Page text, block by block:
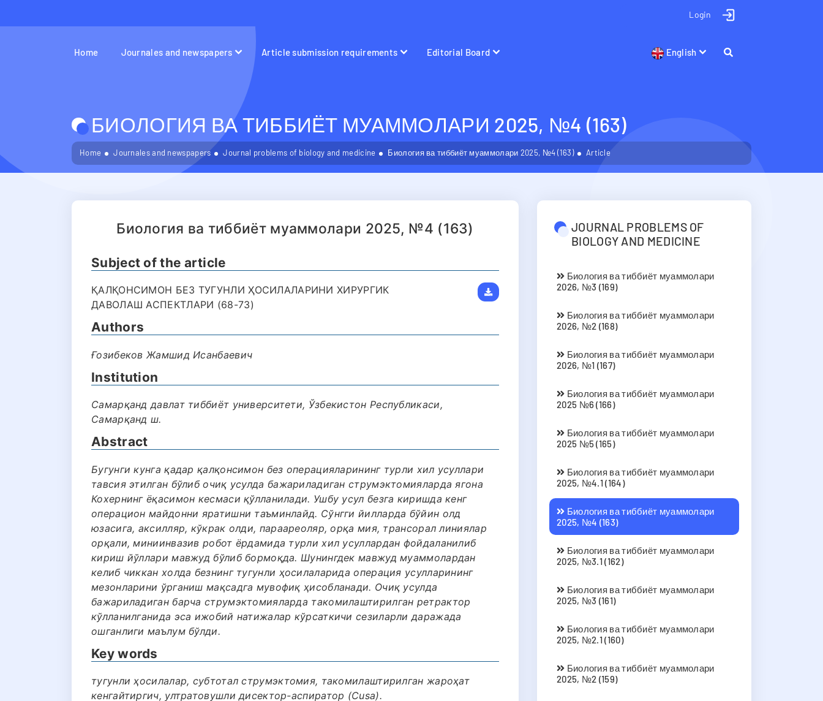
Login
Home Journales and newspapers Article submission requirements Editorial Board English
БИОЛОГИЯ ВА ТИББИЁТ МУАММОЛАРИ 2025, №4 (163)
Home Journales and newspapers Journal problems of biology and medicine Биология ва тиббиёт муаммолари 2025, №4 (163) Article
Биология ва тиббиёт муаммолари 2025, №4 (163)
Subject of the article
ҚАЛҚОНСИМОН БЕЗ ТУГУНЛИ ҲОСИЛАЛАРИНИ ХИРУРГИК
ДАВОЛАШ АСПЕКТЛАРИ (68-73)
Authors
Ғозибеков Жамшид Исанбаевич
Institution
Самарқанд давлат тиббиëт университети, Ўзбекистон Республикаси,
Самарқанд ш.
Abstract
Бугунги кунга қадар қалқонсимон без операцияларининг турли хил усуллари
тавсия этилган бўлиб очиқ усулда бажариладиган струмэктомияларда ягона
Кохернинг ёқасимон кесмаси қўлланилади. Ушбу усул безга киришда кенг
операцион майдонни яратишни таъминлайд. Сўнгги йилларда бўйин олд
юзасига, аксилляр, кўкрак олди, параареоляр, орқа мия, трансорал линиялар
орқали, миниинвазив робот ёрдамида турли хил усуллардан фойдаланилиб
кириш йўллари мавжуд бўлиб бормоқда. Шунингдек мавжуд муаммолардан
келиб чиккан холда безнинг тугунли ҳосилаларида операция усулларининг
мезонларини ўрганиш мақсадга мувофиқ ҳисобланади. Очиқ усулда
бажариладиган барча струмэктомияларда такомилаштирилган ретрактор
кўлланилганида эса ижобий натижалар кўрсаткичи сезиларли даражада
ошганлиги маълум бўлди.
Key words
тугунли ҳосилалар, субтотал струмэктомия, такомилаштирилган жароҳат
кенгайтиргич, ултратовушли дисектор-аспиратор (Cusa).
JOURNAL PROBLEMS OF
BIOLOGY AND MEDICINE
Биология ва тиббиёт муаммолари
2026, №3 (169)
Биология ва тиббиёт муаммолари
2026, №2 (168)
Биология ва тиббиёт муаммолари
2026, №1 (167)
Биология ва тиббиёт муаммолари
2025 №6 (166)
Биология ва тиббиёт муаммолари
2025 №5 (165)
Биология ва тиббиёт муаммолари
2025, №4.1 (164)
Биология ва тиббиёт муаммолари
2025, №4 (163)
Биология ва тиббиёт муаммолари
2025, №3.1 (162)
Биология ва тиббиёт муаммолари
2025, №3 (161)
Биология ва тиббиёт муаммолари
2025, №2.1 (160)
Биология ва тиббиёт муаммолари
2025, №2 (159)